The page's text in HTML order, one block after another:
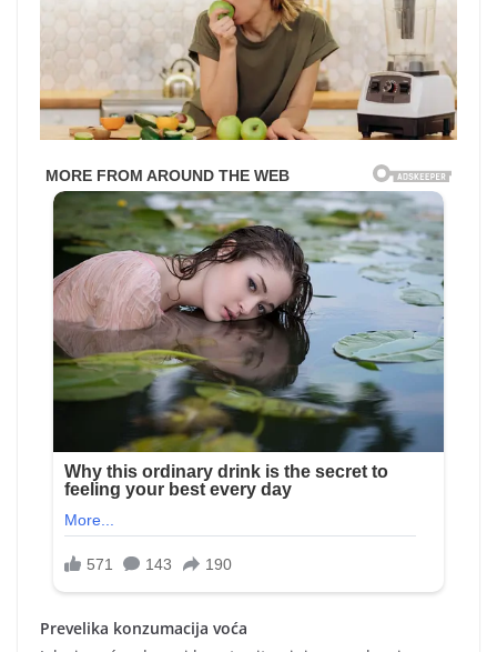
Prevelika konzumacija voća